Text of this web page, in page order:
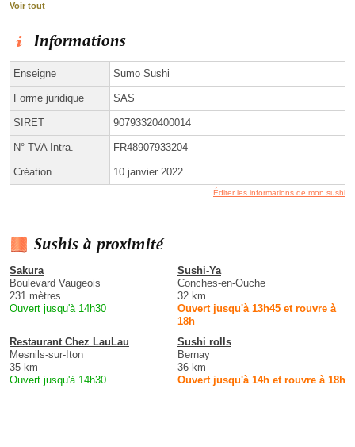
Voir tout
Informations
Enseigne Sumo Sushi
Forme juridique SAS
SIRET 90793320400014
N° TVA Intra. FR48907933204
Création 10 janvier 2022
Éditer les informations de mon sushi
Sushis à proximité
Sakura
Boulevard Vaugeois
231 mètres
Ouvert jusqu'à 14h30
Sushi-Ya
Conches-en-Ouche
32 km
Ouvert jusqu'à 13h45 et rouvre à
18h
Restaurant Chez LauLau
Mesnils-sur-Iton
35 km
Ouvert jusqu'à 14h30
Sushi rolls
Bernay
36 km
Ouvert jusqu'à 14h et rouvre à 18h